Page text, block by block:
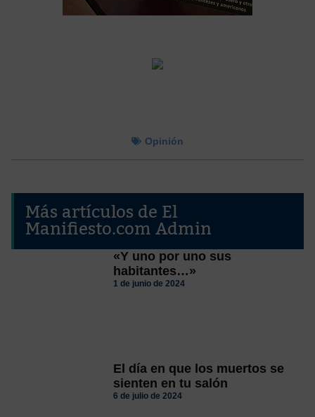
Opinión
Más artículos de El
Manifiesto.com Admin
«Y uno por uno sus
habitantes…»
1 de junio de 2024
El día en que los muertos se
sienten en tu salón
6 de julio de 2024